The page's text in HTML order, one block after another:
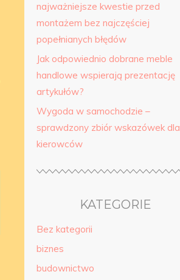
najważniejsze kwestie przed
montażem bez najczęściej
popełnianych błędów
Jak odpowiednio dobrane meble
handlowe wspierają prezentację
artykułów?
Wygoda w samochodzie –
sprawdzony zbiór wskazówek dla
kierowców
KATEGORIE
Bez kategorii
biznes
budownictwo